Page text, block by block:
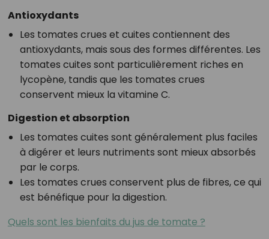
Antioxydants
Les tomates crues et cuites contiennent des
antioxydants, mais sous des formes différentes. Les
tomates cuites sont particulièrement riches en
lycopène, tandis que les tomates crues
conservent mieux la vitamine C.
Digestion et absorption
Les tomates cuites sont généralement plus faciles
à digérer et leurs nutriments sont mieux absorbés
par le corps.
Les tomates crues conservent plus de fibres, ce qui
est bénéfique pour la digestion.
Quels sont les bienfaits du jus de tomate ?